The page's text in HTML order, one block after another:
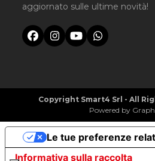
aggiornato sulle ultime novità!
Facebook
Instagram
YouTubeWhatsapp
Copyright Smart4 Srl - All
Powered by
Informativa sulla raccolta
Le tue preferenze